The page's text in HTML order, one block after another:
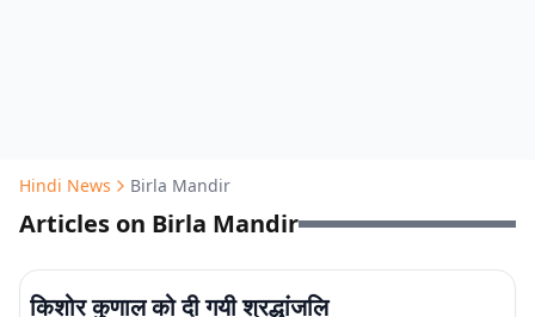
Hindi News Birla Mandir
Articles on Birla Mandir
किशोर कुणाल को दी गयी श्रद्धांजलि